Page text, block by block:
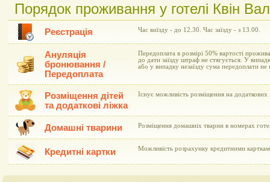
Порядок проживання у готелі Квін
Реєстрація Час виїзду - до 12.30. Час заїзду - з 13.00.
Ануляція
бронювання /
Передоплата
Передоплата в розмірі 50% вартості
до дати заїзду штраф не стягується. У
або у випадку незаїзду сума передоплати не
Розміщення дітей
та додаткові ліжка
Існує можливість розміщення на додаткових
Домашні тварини Розміщення домашніх тварин в номерах
Кредитні картки Можливість розрахунку кредитними